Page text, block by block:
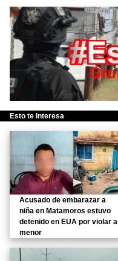
Esto te Interesa
Acusado de embarazar a
niña en Matamoros estuvo
detenido en EUA por violar a
menor